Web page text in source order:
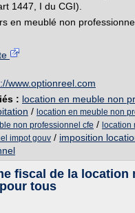
1447, I du CGI).
en meublé non
www.optionreel.com
: location en meuble non
/ location en meuble non
non professionnel cfe / location
impot gouv / imposition
fiscal de la location
tous